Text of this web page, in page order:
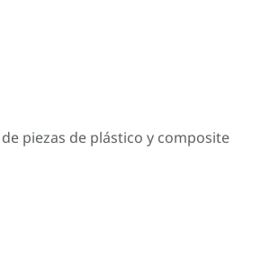
piezas de plástico y composite